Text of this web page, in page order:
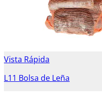
Vista Rápida
L11 Bolsa de Leña